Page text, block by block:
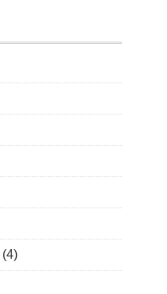
(4)